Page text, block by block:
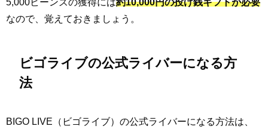
なので、覚えておきましょう。
ビゴライブの公式ライバーになる方
法
BIGO LIVE（ビゴライブ）の公式ライバーになる方法は、